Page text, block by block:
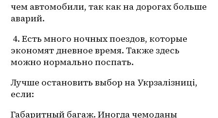
чем автомобили, так как на дорогах больше
аварий.
экономят дневное время. Также здесь
можно нормально поспать.
Лучше остановить выбор на Укрзалізниці,
если:
Габаритный багаж. Иногда чемоданы